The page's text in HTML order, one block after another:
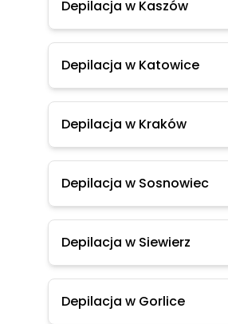
Depilacja w Kaszów
Depilacja w Katowice
Depilacja w Kraków
Depilacja w Sosnowiec
Depilacja w Siewierz
Depilacja w Gorlice